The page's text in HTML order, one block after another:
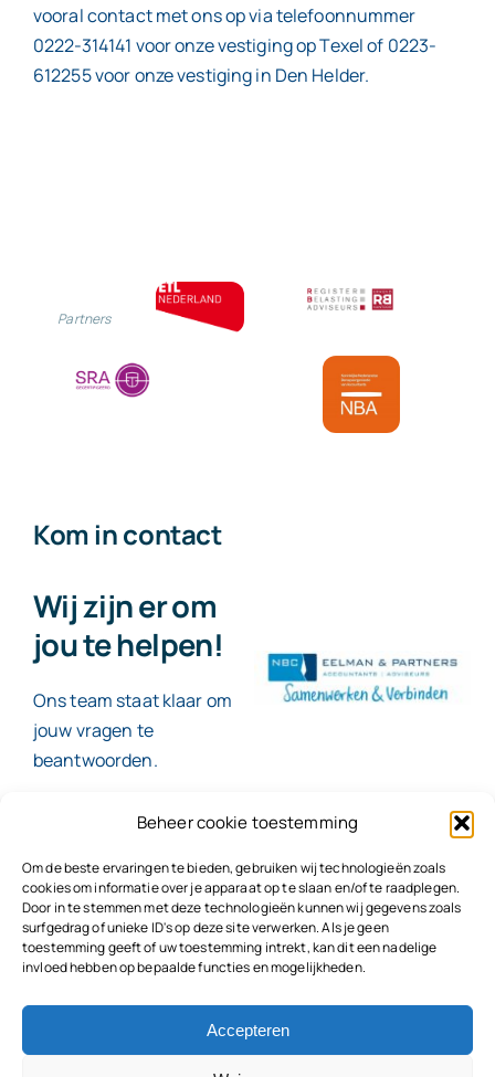
Beheer cookie toestemming
Om de beste ervaringen te bieden, gebruiken wij technologieën zoals
cookies om informatie over je apparaat op te slaan en/of te raadplegen.
Door in te stemmen met deze technologieën kunnen wij gegevens zoals
surfgedrag of unieke ID's op deze site verwerken. Als je geen
toestemming geeft of uw toestemming intrekt, kan dit een nadelige
invloed hebben op bepaalde functies en mogelijkheden.
Accepteren
vooral contact met ons op via telefoonnummer
0222-314141 voor onze vestiging op Texel of 0223-
612255 voor onze vestiging in Den Helder.
Partners
Kom in contact
Wij zijn er om
jou te helpen!
Ons team staat klaar om
jouw vragen te
beantwoorden.
Contact
© 2026NBC Eelman & Partners |KvK: 78187591
Algemene voorwaarden|Disclaimer | Copyright |